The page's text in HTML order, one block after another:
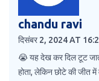
chandu ravi
दिसंबर 2, 2024 AT
😭 यह देख कर दिल टूट
होता, लेकिन छोटे की जीत